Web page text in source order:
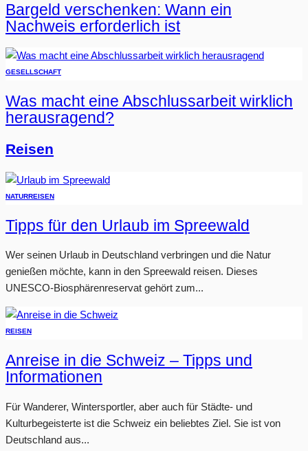
Bargeld verschenken: Wann ein
Nachweis erforderlich ist
GESELLSCHAFT
Was macht eine Abschlussarbeit wirklich
herausragend?
Reisen
NATURREISEN
Tipps für den Urlaub im Spreewald
Wer seinen Urlaub in Deutschland verbringen und die Natur
genießen möchte, kann in den Spreewald reisen. Dieses
UNESCO-Biosphärenreservat gehört zum...
REISEN
Anreise in die Schweiz – Tipps und
Informationen
Für Wanderer, Wintersportler, aber auch für Städte- und
Kulturbegeisterte ist die Schweiz ein beliebtes Ziel. Sie ist von
Deutschland aus...